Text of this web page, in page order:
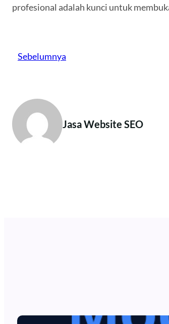
profesional adalah kunci untuk
Sebelumnya
Jasa Website SEO